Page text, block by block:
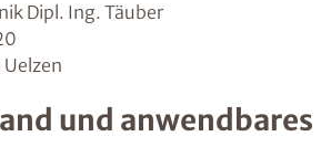
Dipl. Ing. Täuber
und anwendbares